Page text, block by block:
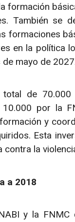
formación
También se
formaciones
en la política
mayo de
total de
por la
y
Esta
contra la
a 2018
y la FNMC